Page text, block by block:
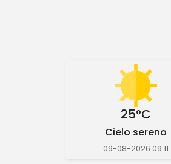
25°C
Cielo sereno
09-08-2026 09:11